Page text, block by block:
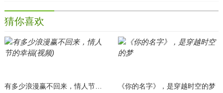
猜你喜欢
有多少浪漫赢不回来，情人节的幸福(视频) 《你的名字》，是穿越时空的梦